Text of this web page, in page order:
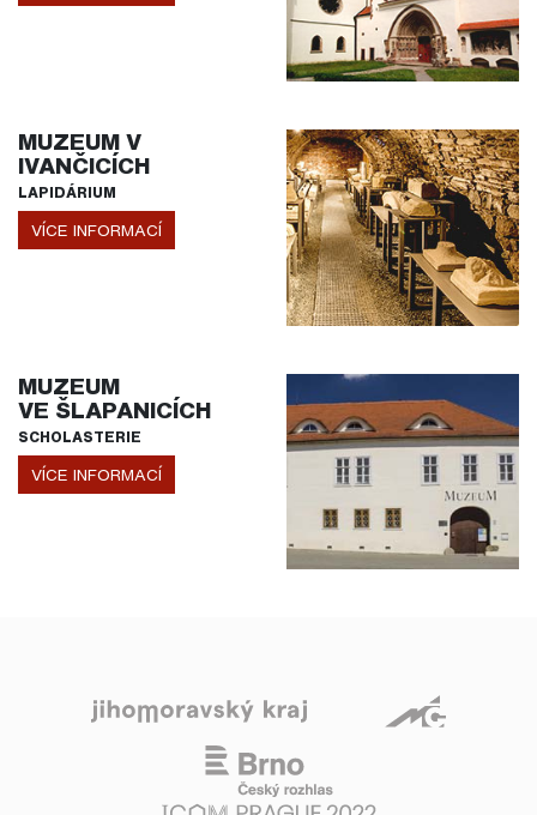
MUZEUM V
IVANČICÍCH
LAPIDÁRIUM
VÍCE INFORMACÍ
MUZEUM
VE ŠLAPANICÍCH
SCHOLASTERIE
VÍCE INFORMACÍ